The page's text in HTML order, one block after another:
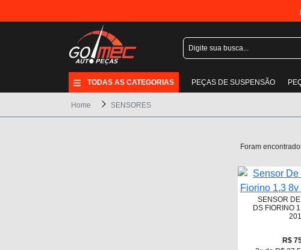
TODAS AS CATEGORIAS PEÇAS DE SUSPENSÃO
Home SENSORES
Foram
SENSOR
DS FIORINO
R$